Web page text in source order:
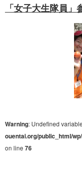
「女子大生隊員」
Warning: Undefined
ouentai.org/public_html/
on line 76